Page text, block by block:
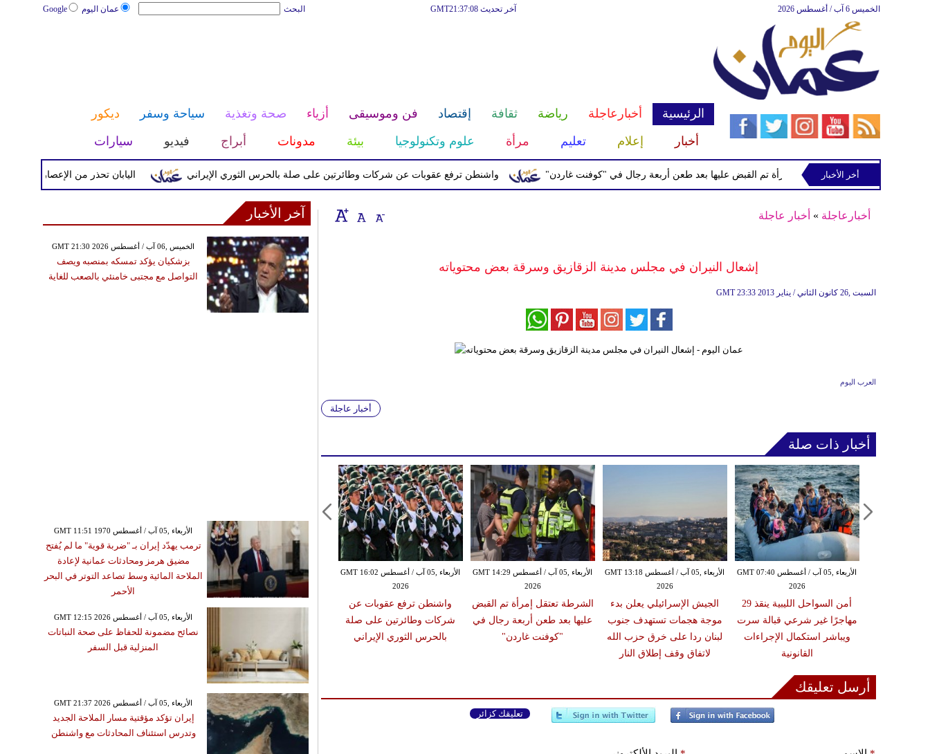
عمان اليوم Google البحث آخر تحديث GMT21:37:08 الخميس 6 آب / أغسطس 2026
الرئيسية أخبارعاجلة رياضة ثقافة إقتصاد فن وموسيقى أزياء صحة وتغذية سياحة وسفر
ديكور
أخبار
إعلام تعليم مرأة علوم وتكنولوجيا بيئة مدونات أبراج فيديو سيارات
اليابان تحذر من الإعصار دولفين ورياح واشنطن ترفع عقوبات عن شركات وطائرتين على صلة بالحرس الثوري الإيراني الشرطة تعتقل إمرأة تم القبض عليها بعد طعن أربعة رجال في "كوفنت غاردن"
أخر الأخبار
أخبارعاجلة » أخبار عاجلة
إشعال النيران في مجلس مدينة الزقازيق وسرقة بعض محتوياته
GMT 23:33 2013 السبت ,26 كانون الثاني / يناير
العرب اليوم
أخبار عاجلة
أخبار ذات صلة
الأربعاء ,05 آب / أغسطس GMT 16:02
2026
واشنطن ترفع عقوبات عن
شركات وطائرتين على صلة
بالحرس الثوري الإيراني
الأربعاء ,05 آب / أغسطس GMT 14:29
2026
الشرطة تعتقل إمرأة تم القبض
عليها بعد طعن أربعة رجال في
"كوفنت غاردن"
الأربعاء ,05 آب / أغسطس GMT 13:18
2026
الجيش الإسرائيلي يعلن بدء
موجة هجمات تستهدف جنوب
لبنان ردا على خرق حزب الله
لاتفاق وقف إطلاق النار
الأربعاء ,05 آب / أغسطس GMT 07:40
2026
أمن السواحل الليبية ينقذ 29
مهاجرًا غير شرعي قبالة سرت
ويباشر استكمال الإجراءات
القانونية
أرسل تعليقك
تعليقك كزائر
آخر الأخبار
GMT 21:30 2026 الخميس ,06 آب / أغسطس
بزشكيان يؤكد تمسكه بمنصبه ويصف
التواصل مع مجتبى خامنئي بالصعب للغاية
GMT 11:51 1970 الأربعاء ,05 آب / أغسطس
ترمب يهدّد إيران بـ "ضربة قوية" ما لم يُفتح
مضيق هرمز ومحادثات عمانية لإعادة
الملاحة المائية وسط تصاعد التوتر في البحر
الأحمر
GMT 12:15 2026 الأربعاء ,05 آب / أغسطس
نصائح مضمونة للحفاظ على صحة النباتات
المنزلية قبل السفر
GMT 21:37 2026 الأربعاء ,05 آب / أغسطس
إيران تؤكد مؤقتية مسار الملاحة الجديد
وتدرس استئناف المحادثات مع واشنطن